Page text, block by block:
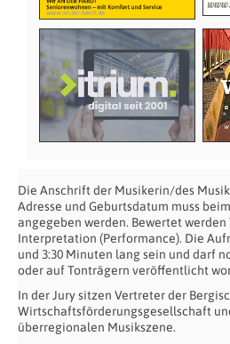
Die Anschrift der Musikerin/des
Adresse und Geburtsdatum muss
angegeben werden. Bewertet werden
Interpretation (Performance). Die
und 3:30 Minuten lang sein und darf
oder auf Tonträgern veröffentlicht
In der Jury sitzen Vertreter der
Wirtschaftsförderungsgesellschaft
überregionalen Musikszene.